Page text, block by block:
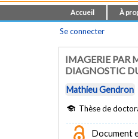
Accueil À
Se connecter
IMAGERIE PAR
DIAGNOSTIC
Mathieu Gendron
Thèse de
Document